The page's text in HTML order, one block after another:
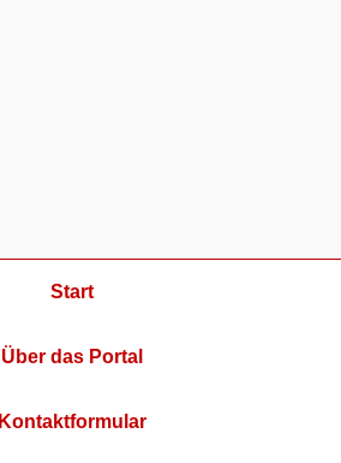
Start
Über das Portal
Kontaktformular